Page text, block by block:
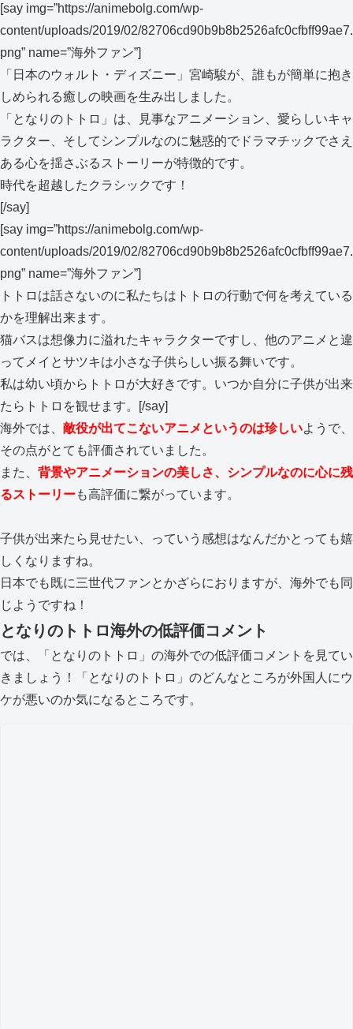
[say img=”https://animebolg.com/wp-
content/uploads/2019/02/82706cd90b9b8b2526afc0cfbff99ae7.
png” name=”海外ファン”]
「日本のウォルト・ディズニー」宮崎駿が、誰もが簡単に抱き
しめられる癒しの映画を生み出しました。
「となりのトトロ」は、見事なアニメーション、愛らしいキャ
ラクター、そしてシンプルなのに魅惑的でドラマチックでさえ
ある心を揺さぶるストーリーが特徴的です。
時代を超越したクラシックです！
[/say]
[say img=”https://animebolg.com/wp-
content/uploads/2019/02/82706cd90b9b8b2526afc0cfbff99ae7.
png” name=”海外ファン”]
トトロは話さないのに私たちはトトロの行動で何を考えている
かを理解出来ます。
猫バスは想像力に溢れたキャラクターですし、他のアニメと違
ってメイとサツキは小さな子供らしい振る舞いです。
私は幼い頃からトトロが大好きです。いつか自分に子供が出来
たらトトロを観せます。[/say]
海外では、 敵役が出てこないアニメというのは珍しいようで、
その点がとても評価されていました。
また、 背景やアニメーションの美しさ、シンプルなのに心に残
るストーリーも高評価に繋がっています。
子供が出来たら見せたい、っていう感想はなんだかとっても嬉
しくなりますね。
日本でも既に三世代ファンとかざらにおりますが、海外でも同
じようですね！
となりのトトロ海外の低評価コメント
では、「となりのトトロ」の海外での低評価コメントを見てい
きましょう！「となりのトトロ」のどんなところが外国人にウ
ケが悪いのか気になるところです。